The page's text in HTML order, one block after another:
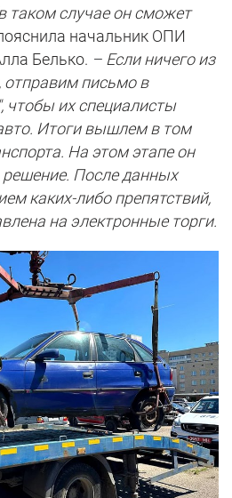
таком случае он сможет
начальник ОПИ
Белько. – Если ничего из
отправим письмо в
чтобы их специалисты
Итоги вышлем в том
На этом этапе он
После данных
каких-либо препятствий,
на электронные торги.